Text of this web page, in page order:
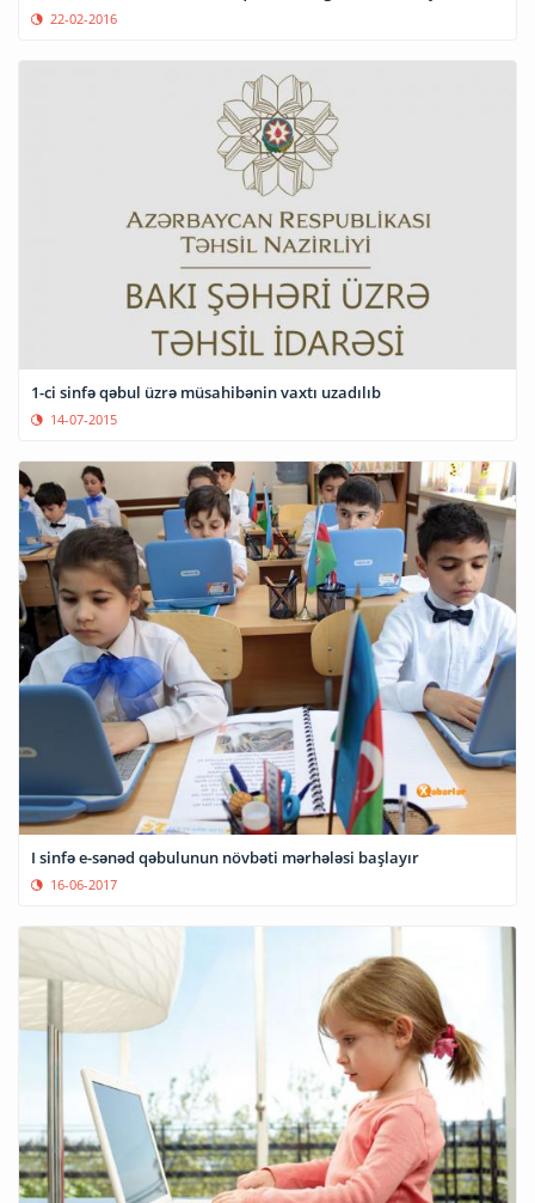
22-02-2016
1-ci sinfə qəbul üzrə müsahibənin vaxtı uzadılıb
14-07-2015
I sinfə e-sənəd qəbulunun növbəti mərhələsi başlayır
16-06-2017